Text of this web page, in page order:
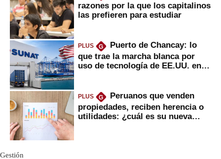
razones por la que los capitalinos
las prefieren para estudiar
PLUS G
Puerto de Chancay: lo
que trae la marcha blanca por
uso de tecnología de EE.UU. en
PLUS G
Peruanos que venden
propiedades, reciben herencia o
utilidades: ¿cuál es su nueva
Gestión